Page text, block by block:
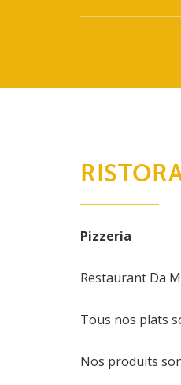
Pizzeria
Restaurant Da
Tous nos plats
Nos produits